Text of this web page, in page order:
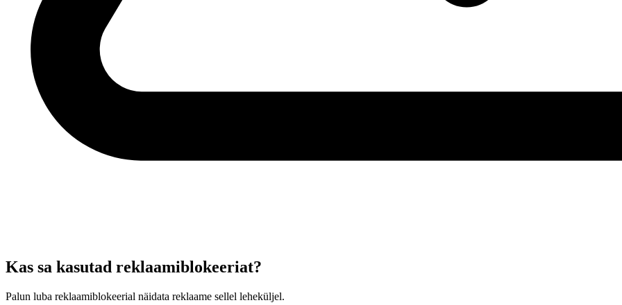
Kas sa kasutad reklaamiblokeeriat?
Palun luba reklaamiblokeerial näidata reklaame sellel leheküljel.